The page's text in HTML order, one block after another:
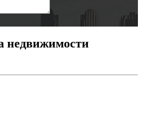
недвижимости